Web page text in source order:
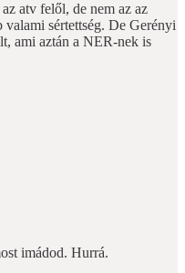
atv felől, de nem az az
sértettség. De Gerényi
ami aztán a NER-nek is
imádod. Hurrá.